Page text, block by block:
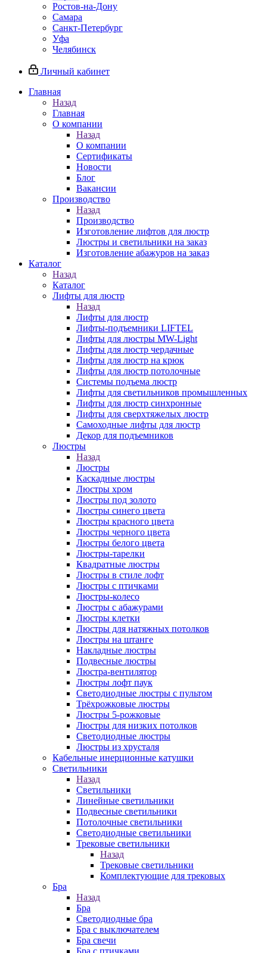
Ростов-на-Дону
Самара
Санкт-Петербург
Уфа
Челябинск
Личный кабинет
Главная
Назад
Главная
О компании
Назад
О компании
Сертификаты
Новости
Блог
Вакансии
Производство
Назад
Производство
Изготовление лифтов для люстр
Люстры и светильники на заказ
Изготовление абажуров на заказ
Каталог
Назад
Каталог
Лифты для люстр
Назад
Лифты для люстр
Лифты-подъемники LIFTEL
Лифты для люстры MW-Light
Лифты для люстр чердачные
Лифты для люстр на крюк
Лифты для люстр потолочные
Системы подъема люстр
Лифты для светильников промышленных
Лифты для люстр синхронные
Лифты для сверхтяжелых люстр
Самоходные лифты для люстр
Декор для подъемников
Люстры
Назад
Люстры
Каскадные люстры
Люстры хром
Люстры под золото
Люстры синего цвета
Люстры красного цвета
Люстры черного цвета
Люстры белого цвета
Люстры-тарелки
Квадратные люстры
Люстры в стиле лофт
Люстры с птичками
Люстры-колесо
Люстры с абажурами
Люстры клетки
Люстры для натяжных потолков
Люстры на штанге
Накладные люстры
Подвесные люстры
Люстра-вентилятор
Люстры лофт паук
Светодиодные люстры с пультом
Трёхрожковые люстры
Люстры 5-рожковые
Люстры для низких потолков
Cветодиодные люстры
Люстры из хрусталя
Кабельные инерционные катушки
Светильники
Назад
Светильники
Линейные светильники
Подвесные светильники
Потолочные светильники
Светодиодные светильники
Трековые светильники
Назад
Трековые светильники
Комплектующие для трековых
Бра
Назад
Бра
Светодиодные бра
Бра с выключателем
Бра свечи
Бра с птичками